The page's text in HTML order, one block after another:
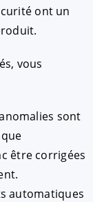
ont un
vous
sont
être corrigées
automatiques